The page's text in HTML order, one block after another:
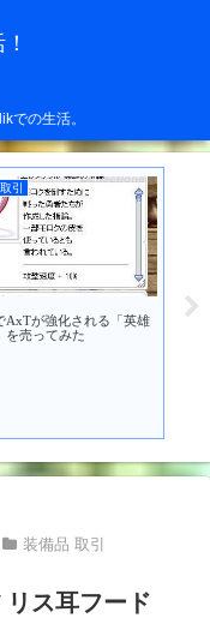
での生活。
引
AxTが強化される「英雄
を売ってみた
装備品 取引
リス耳フード